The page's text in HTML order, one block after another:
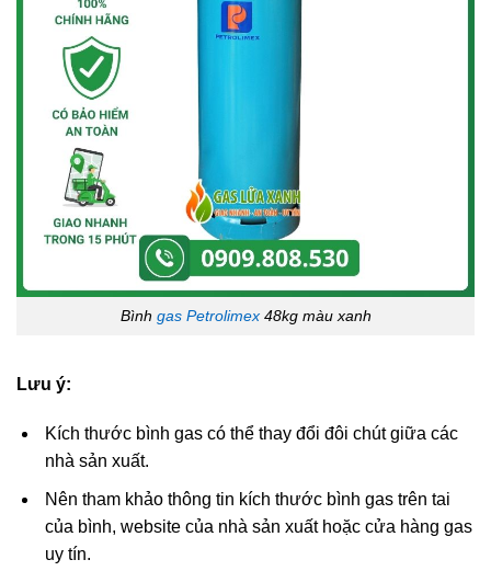
Bình gas Petrolimex48kg màu xanh
Lưu ý:
Kích thước bình gas có thể thay đổi đôi chút giữa các
nhà sản xuất.
Nên tham khảo thông tin kích thước bình gas trên tai
của bình, website của nhà sản xuất hoặc cửa hàng gas
uy tín.